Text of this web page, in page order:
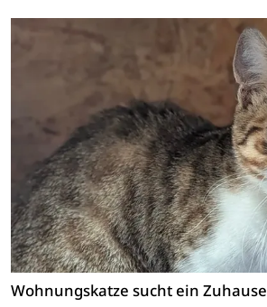
Wohnungskatze sucht ein Zuhause